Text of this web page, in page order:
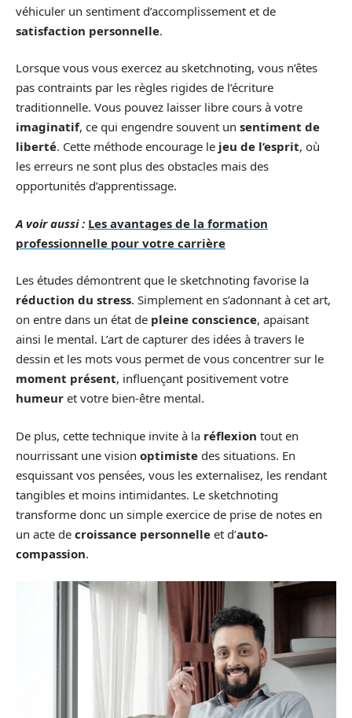
véhiculer un sentiment d’accomplissement et de
satisfaction personnelle.
Lorsque vous vous exercez au sketchnoting, vous n’êtes
pas contraints par les règles rigides de l’écriture
traditionnelle. Vous pouvez laisser libre cours à votre
imaginatif, ce qui engendre souvent un sentiment de
liberté. Cette méthode encourage le jeu de l’esprit, où
les erreurs ne sont plus des obstacles mais des
opportunités d’apprentissage.
A voir aussi : Les avantages de la formation
professionnelle pour votre carrière
Les études démontrent que le sketchnoting favorise la
réduction du stress. Simplement en s’adonnant à cet art,
on entre dans un état de pleine conscience, apaisant
ainsi le mental. L’art de capturer des idées à travers le
dessin et les mots vous permet de vous concentrer sur le
moment présent, influençant positivement votre
humeur et votre bien-être mental.
De plus, cette technique invite à la réflexion tout en
nourrissant une vision optimiste des situations. En
esquissant vos pensées, vous les externalisez, les rendant
tangibles et moins intimidantes. Le sketchnoting
transforme donc un simple exercice de prise de notes en
un acte de croissance personnelle et d’auto-
compassion.